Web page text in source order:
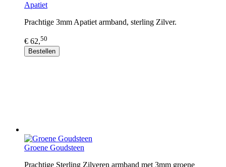
Apatiet
Prachtige 3mm Apatiet armband, sterling Zilver.
€ 62,50
Bestellen
Groene Goudsteen
Prachtige Sterling Zilveren armband met 3mm groene